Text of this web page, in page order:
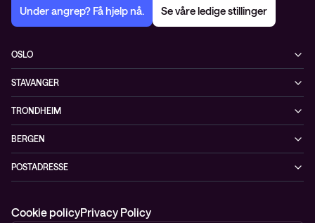
Under angrep? Få hjelp nå. Se våre ledige stillinger
OSLO
0185 Oslo
Norge
STAVANGER
4020 Stavanger
Norge
TRONDHEIM
7069 Trondheim
Norge
BERGEN
5014 Bergen
POSTADRESSE
Norge
Cookie policyPrivacy Policy